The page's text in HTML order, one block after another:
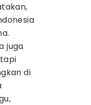
juga
di